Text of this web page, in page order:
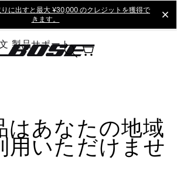
りに出すと最大 ¥30,000 のクレジットを獲得で
きます。
製品サポート
はあなたの地域
用いただけませ